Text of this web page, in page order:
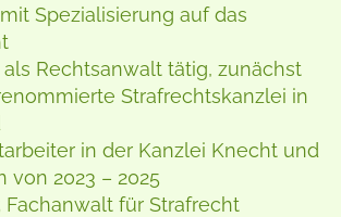
Spezialisierung auf das
als Rechtsanwalt tätig, zunächst
Strafrechtskanzlei in
in der Kanzlei Knecht und
von 2023 – 2025
Fachanwalt für Strafrecht